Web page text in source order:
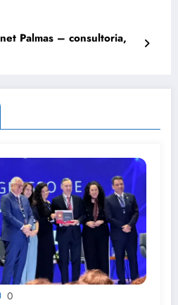
Palmas – consultoria,
0